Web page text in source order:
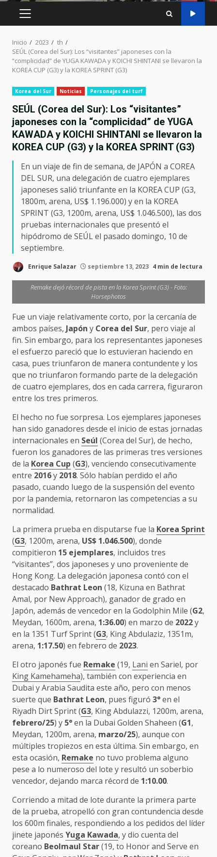
MENÚ
Inicio 2023
th
SEÚL (Corea del Sur): Los “visitantes” japoneses con la
“complicidad” de YUGA KAWADA y KOICHI SHINTANI se llevaron la
KOREA CUP (G3) y la KOREA SPRINT (G3)
Korea del Sur Noticias Personajes del turf
SEÚL (Corea del Sur): Los “visitantes”
japoneses con la “complicidad” de YUGA
KAWADA y KOICHI SHINTANI se llevaron la
KOREA CUP (G3) y la KOREA SPRINT (G3)
En un viaje de fin de semana, de JAPÓN a COREA
DEL SUR, una delegación de cuatro ejemplares
japoneses salió triunfante en la KOREA CUP (G3,
1800m, arena, US$ 1.196.000) y en la KOREA
SPRINT (G3, 1200m, arena, US$ 1.046.500), las dos
pruebas internacionales que presentó el
hipódromo de SEÚL el pasado domingo, 10 de
septiembre.
Enrique Salazar septiembre 13, 2023 4 min de lectura
Remake dejó récord de pista en la Korea Sprint (G3) - Foto:
Horsephotos
Fue un viaje relativamente corto, por la cercanía de
ambos países, Japón y Corea del Sur, pero viaje al
fin. Sin embargo, para los representantes japoneses
el esfuerzo pareció que lo estuvieran haciendo en
casa, pues triunfaron de manera contundente y los
que no triunfaron formando parte de la delegación
de cuatro ejemplares, dos en cada carrera, figuraron
entre los tres primeros.
El hecho no fue sorpresa. Los ejemplares japoneses
han sido ganadores desde el inicio de estas jornadas
internacionales en Seúl (Corea del Sur), de hecho,
fueron los ganadores de las primeras tres versiones
de la Korea Cup (G3), venciendo consecutivamente
entre 2016y 2018. Sólo habían perdido el año
pasado, cuando luego de la suspensión del evento
por la pandemia, retornaron las competencias a su
normalidad.
La primera prueba en disputarse fue la Korea Sprint
(G3, 1200m, arena, US$ 1.046.500), donde
compitieron 15 ejemplares, incluidos tres
“visitantes”, dos japoneses y uno proveniente de
Hong Kong. La delegación japonesa contó con el
destacado Bathrat Leon (18, Kizuna en Bathrat
Amal, por New Approach), ganador de grado en
Japón, además de vencedor en la Godolphin Mile (G2,
Meydan, 1600m, arena, 1:36.00) en marzo de 2022y
en la 1351 Turf Sprint (G3, King Abdulaziz, 1351m,
arena, 1:17.50) en febrero de 2023.
El otro japonés fue Remake (19, Lani en Sariel, por
King Kamehameha), también con experiencia en
Dubai y Arabia Saudita este año, pero con menos
suerte que Bathrat Leon, pues figuró 3°en el
Riyadh Dirt Sprint (G3, King Abdulazzi, 1200m, arena,
febrero/25) y 5°en la Dubai Golden Shaheen (G1,
Meydan, 1200m, arena, marzo/25), aunque con
múltiples tropiezos en esta última. Sin embargo, en
esta ocasión, Remake no tuvo problema alguno
pese a lo numeroso del lote y resultó un soberbio
vencedor, dejando marca récord de 1:10.00.
Corriendo a mitad de lote durante la primera parte
de la prueba, atropelló con gran contundencia desde
los 600m finales, respondiendo a los pedidos del líder
jinete japonés Yuga Kawada, y dio cuenta del
coreano Beolmaul Star(19, to Honor and Serve en